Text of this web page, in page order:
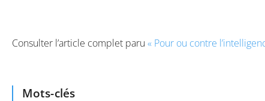
Consulter l’article complet paru « Pour ou contre
Mots-clés